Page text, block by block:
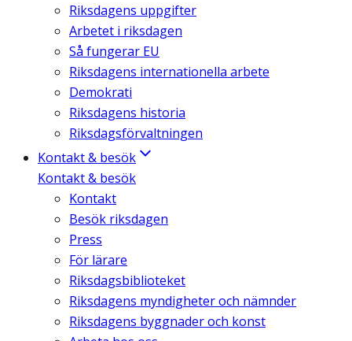
Riksdagens uppgifter
Arbetet i riksdagen
Så fungerar EU
Riksdagens internationella arbete
Demokrati
Riksdagens historia
Riksdagsförvaltningen
Kontakt & besök
Kontakt & besök
Kontakt
Besök riksdagen
Press
För lärare
Riksdagsbiblioteket
Riksdagens myndigheter och nämnder
Riksdagens byggnader och konst